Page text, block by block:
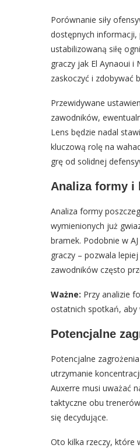
Porównanie siły
dostępnych informacji,
ustabilizowaną siłę
graczy jak El Aynaoui i
zaskoczyć i zdobywać
Przewidywane
zawodników,
Lens będzie nadal
kluczową rolę na
grę od solidnej
Analiza formy i
Analiza formy
wymienionych już
bramek. Podobnie w
graczy – pozwala
zawodników często
Ważne: Przy analizie
ostatnich spotkań, aby
Potencjalne
Potencjalne
utrzymanie
Auxerre musi uważać
taktyczne obu
się decydujące.
Oto kilka rzeczy, które